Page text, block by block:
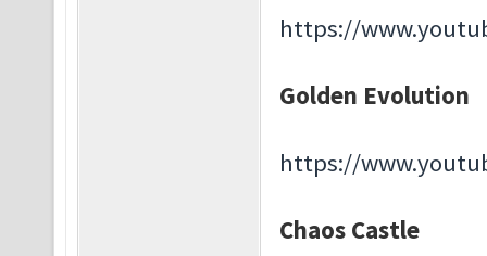
https://
Golden Evolution
https://
Chaos Castle